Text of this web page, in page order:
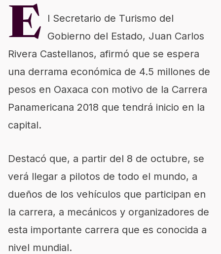
E
l Secretario de Turismo del
Gobierno del Estado, Juan Carlos
Rivera Castellanos, afirmó que se espera
una derrama económica de 4.5 millones de
pesos en Oaxaca con motivo de la Carrera
Panamericana 2018 que tendrá inicio en la
capital.
Destacó que, a partir del 8 de octubre, se
verá llegar a pilotos de todo el mundo, a
dueños de los vehículos que participan en
la carrera, a mecánicos y organizadores de
esta importante carrera que es conocida a
nivel mundial.